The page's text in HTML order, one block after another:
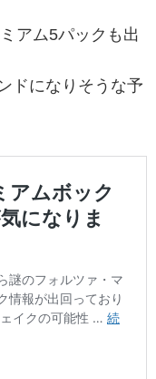
アム5パックも出
ドになりそうな予